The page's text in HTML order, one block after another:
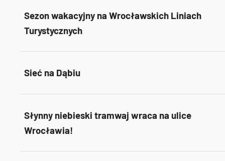
Sezon wakacyjny na Wrocławskich Liniach
Turystycznych
Sieć na Dąbiu
Słynny niebieski tramwaj wraca na ulice
Wrocławia!